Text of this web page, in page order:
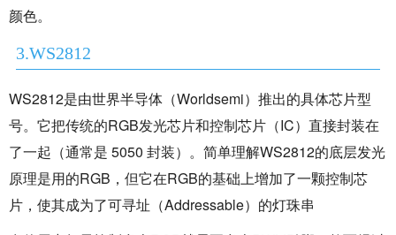
颜色。
3.WS2812
WS2812是由世界半导体（Worldsemi）推出的具体芯片型
号。它把传统的RGB发光芯片和控制芯片（IC）直接封装在
了一起（通常是 5050 封装）。简单理解WS2812的底层发光
原理是用的RGB，但它在RGB的基础上增加了一颗控制芯
片，使其成为了可寻址（Addressable）的灯珠串